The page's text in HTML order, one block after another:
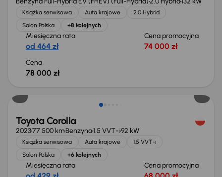
Książka serwisowa Auta krajowe
2.0 Hybrid
Salon Polska
+8 kolejnych
Miesięczna rata
od 464 zł
Cena promocyjna
74 000 zł
Cena
78 000 zł
Toyota Corolla
202377 500 kmBenzyna1.5 VVT-i92 kW
Książka serwisowa Auta krajowe
1.5 VVT-i
Salon Polska
+6 kolejnych
Miesięczna rata Cena promocyjna